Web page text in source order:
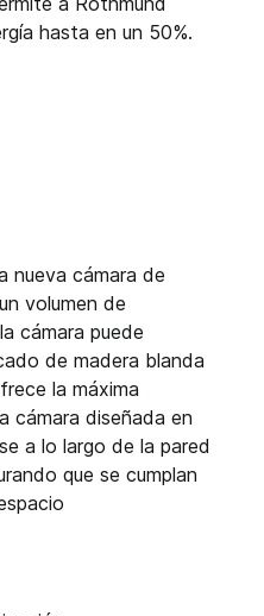
hasta en un 50%.
nueva cámara de
volumen de
cámara puede
de madera blanda
la máxima
cámara diseñada en
a lo largo de la pared
que se cumplan